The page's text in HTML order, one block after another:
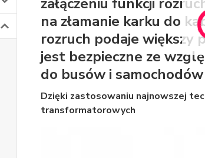
na złamanie karku do
rozruch podaje większy
jest bezpieczne ze
do busów i
Dzięki zastosowaniu najnowszej
transformatorowych